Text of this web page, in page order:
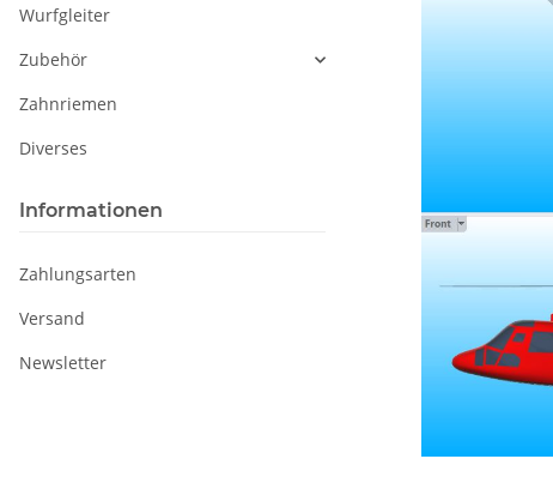
Wurfgleiter
Zubehör
Zahnriemen
Diverses
Informationen
Zahlungsarten
Versand
Newsletter